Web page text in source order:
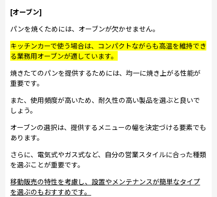
[オーブン]
パンを焼くためには、オーブンが欠かせません。
キッチンカーで使う場合は、コンパクトながらも高温を維持でき
る業務用オーブンが適しています。
焼きたてのパンを提供するためには、均一に焼き上がる性能が
重要です。
また、使用頻度が高いため、耐久性の高い製品を選ぶと良いで
しょう。
オーブンの選択は、提供するメニューの幅を決定づける要素でも
あります。
さらに、電気式やガス式など、自分の営業スタイルに合った種類
を選ぶことが重要です。
移動販売の特性を考慮し、設置やメンテナンスが簡単なタイプ
を選ぶのもおすすめです。